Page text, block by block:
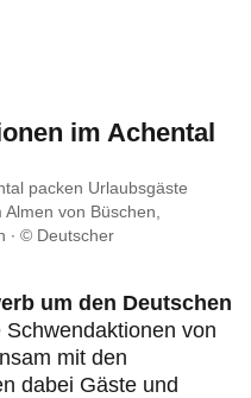
im Achental
packen Urlaubsgäste
von Büschen,
© Deutscher
um den Deutschen
Schwendaktionen von
mit den
dabei Gäste und